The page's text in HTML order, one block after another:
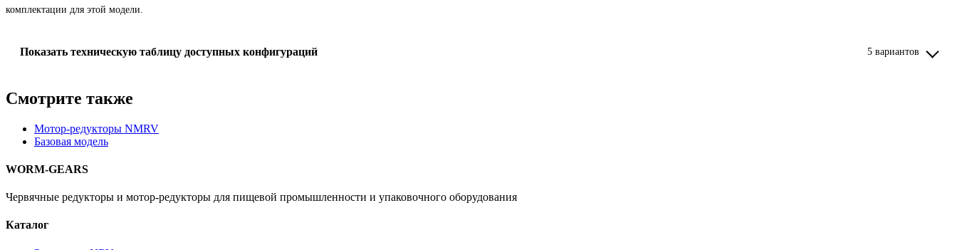
комплектации для этой модели.
Показать техническую таблицу доступных конфигураций 5 вариантов
Смотрите также
Мотор-редукторы NMRV
Базовая модель
WORM-GEARS
Червячные редукторы и мотор-редукторы для пищевой промышленности и упаковочного оборудования
Каталог